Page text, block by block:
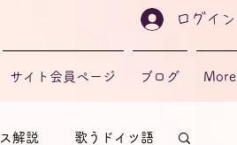
解説 歌うドイツ語
サイト会員ページ ブログ More
ログイン